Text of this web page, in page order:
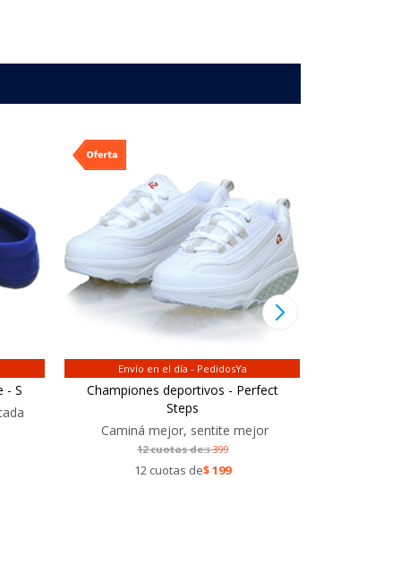
- S
Envío en el día - PedidosYa
Championes deportivos - Perfect
Steps
Caminá mejor, sentite mejor
12 cuotas de:$399
12 cuotas de$199